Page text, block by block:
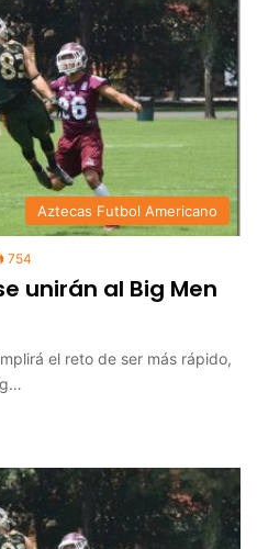
Aztecas Futbol Americano
754
unirán al Big Men
el reto de ser más rápido,